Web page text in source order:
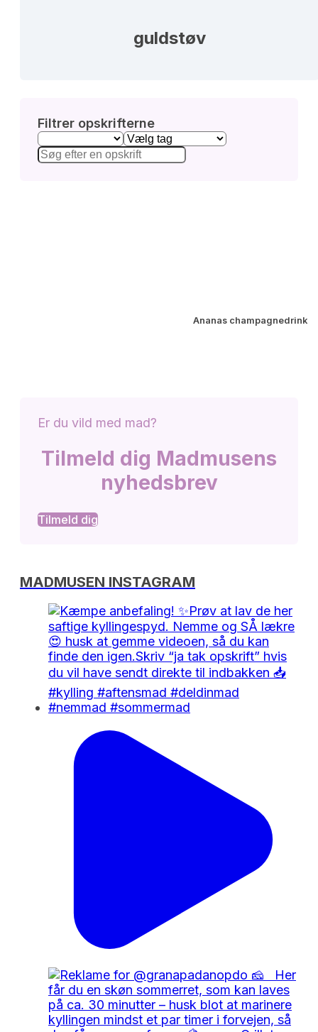
guldstøv
Filtrer opskrifterne
Ananas champagnedrink
Er du vild med mad?
Tilmeld dig Madmusens
nyhedsbrev
Tilmeld dig
MADMUSEN INSTAGRAM